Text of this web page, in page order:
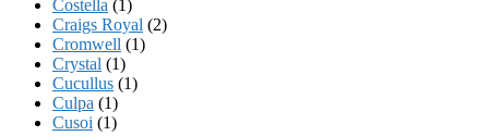
Costella (1)
Craigs Royal (2)
Cromwell (1)
Crystal (1)
Cucullus (1)
Culpa (1)
Cusoi (1)